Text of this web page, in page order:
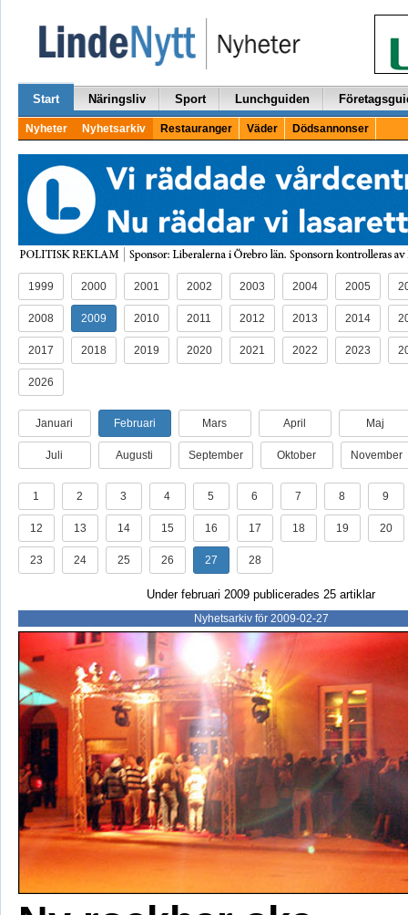
Start Näringsliv Sport Lunchguiden
Nyheter Nyhetsarkiv Restauranger Väder Dödsannonser
1999 2000 2001 2002 2003 2004 2005
2008 2009 2010 2011 2012 2013 2014
2017 2018 2019 2020 2021 2022 2023
2026
Januari Februari Mars April Maj
Juli Augusti September Oktober November
1 2 3 4 5 6 7 8 9
12 13 14 15 16 17 18 19 20
23 24 25 26 27 28
Under februari 2009 publicerades 25 artiklar
Nyhetsarkiv för 2009-02-27